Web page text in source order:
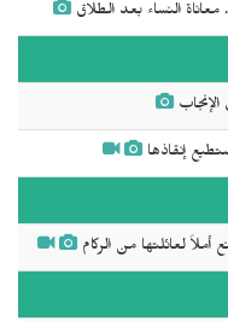
النساء بعد الطلاق
إنقاذها
لعائلتها من الركام